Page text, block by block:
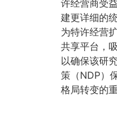
许经营商受
建更详细的
为特许经营
共享平台，
以确保该研
策（NDP）
格局转变的